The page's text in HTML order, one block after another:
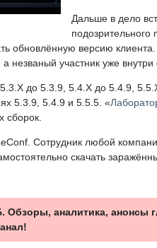
Дальше в дело
подозрительного
обновлённую версию
участник уже внутри
до 5.3.9, 5.4.X до 5.4.9,
5.3.9, 5.4.9 и 5.5.5. «
сборок.
Сотрудник любой
скачать
аналитика, анонсы